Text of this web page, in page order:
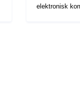
elektronisk